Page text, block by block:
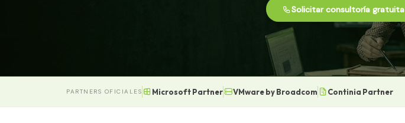
Solicitar consultoría gratuita
PARTNERS OFICIALES Microsoft Partner VMware by Broadcom Continia Partner